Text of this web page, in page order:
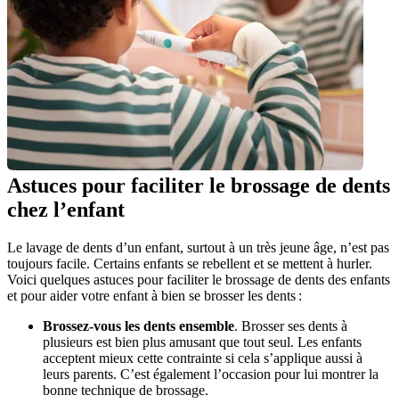
Astuces pour faciliter le brossage de dents
chez l’enfant
Le lavage de dents d’un enfant, surtout à un très jeune âge, n’est pas
toujours facile. Certains enfants se rebellent et se mettent à hurler.
Voici quelques astuces pour faciliter le brossage de dents des enfants
et pour aider votre enfant à bien se brosser les dents :
Brossez-vous les dents ensemble. Brosser ses dents à
plusieurs est bien plus amusant que tout seul. Les enfants
acceptent mieux cette contrainte si cela s’applique aussi à
leurs parents. C’est également l’occasion pour lui montrer la
bonne technique de brossage.